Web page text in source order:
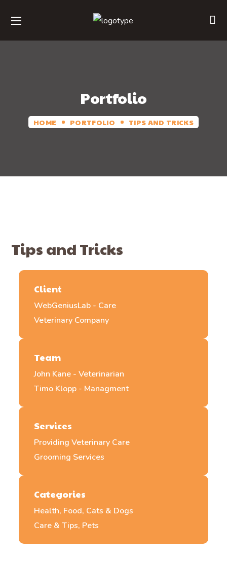
Portfolio
HOME PORTFOLIO TIPS AND TRICKS
Tips and Tricks
Client
WebGeniusLab - Care
Veterinary Company
Team
John Kane - Veterinarian
Timo Klopp - Managment
Services
Providing Veterinary Care
Grooming Services
Categories
Health, Food, Cats & Dogs
Care & Tips, Pets